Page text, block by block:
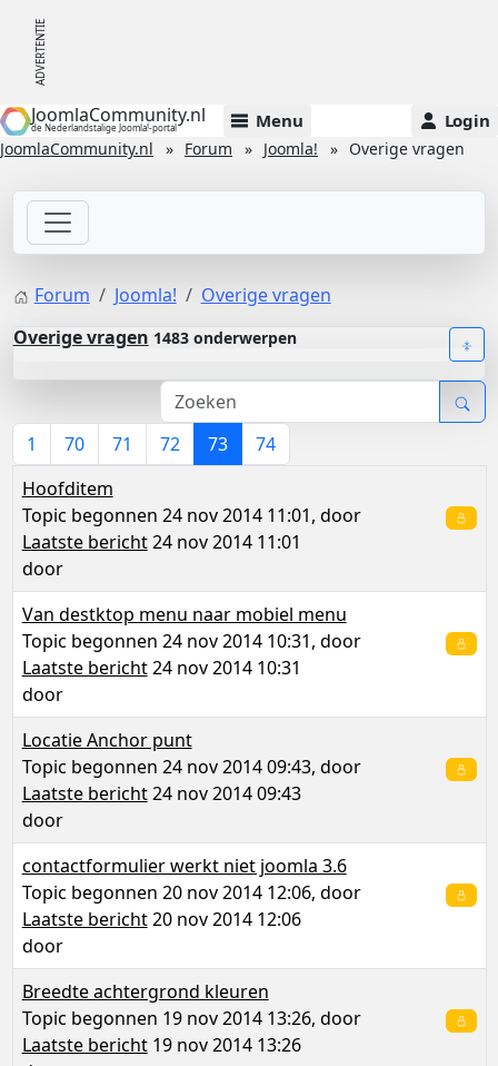
JoomlaCommunity.nl
de Nederlandstalige Joomla!-portal Menu Login
JoomlaCommunity.nl Forum Joomla! Overige vragen
Forum Joomla!
Overige vragen
Overige vragen 1483 onderwerpen
1 70 71 72 73
74
Hoofditem
Topic begonnen 24 nov 2014 11:01, door
Laatste bericht24 nov 2014 11:01
door
Van destktop menu naar mobiel menu
Topic begonnen 24 nov 2014 10:31, door
Laatste bericht24 nov 2014 10:31
door
Locatie Anchor punt
Topic begonnen 24 nov 2014 09:43, door
Laatste bericht24 nov 2014 09:43
door
contactformulier werkt niet joomla 3.6
Topic begonnen 20 nov 2014 12:06, door
Laatste bericht20 nov 2014 12:06
door
Breedte achtergrond kleuren
Topic begonnen 19 nov 2014 13:26, door
Laatste bericht19 nov 2014 13:26